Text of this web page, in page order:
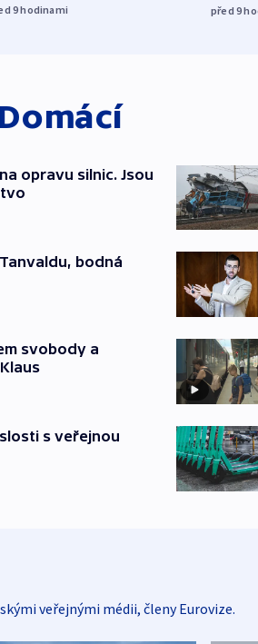
9hodinami před 9
Domácí
opravu silnic. Jsou
bodná
svobody a
s veřejnou
veřejnými médii, členy Eurovize.